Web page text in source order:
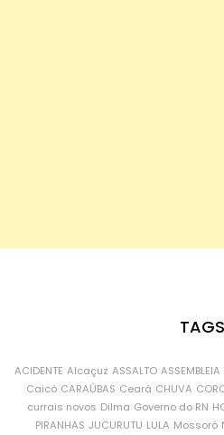
TAGS
ACIDENTE Alcaçuz ASSALTO
Caicó CARAÚBAS Ceará CHUVA
currais novos Dilma Governo do RN
PIRANHAS JUCURUTU LULA Mossoró